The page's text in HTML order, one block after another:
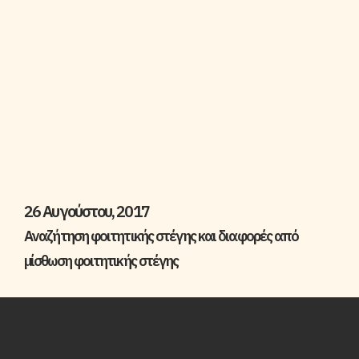
26 Αυγούστου, 2017
Aναζήτηση φοιτητικής στέγης και διαφορές από
μίσθωση φοιτητικής στέγης